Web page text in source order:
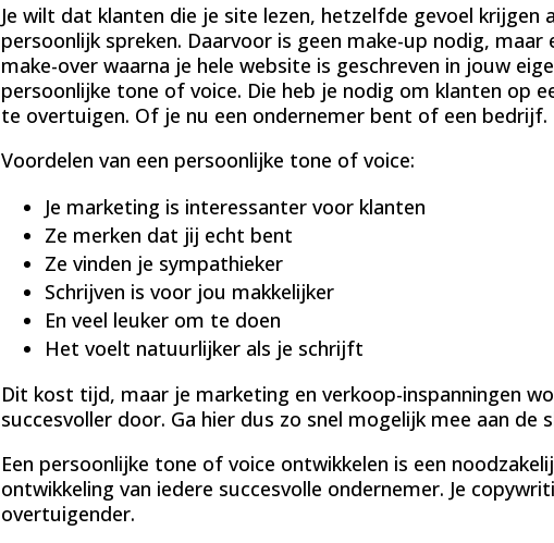
Je wilt dat klanten die je site lezen, hetzelfde gevoel krijgen
persoonlijk spreken. Daarvoor is geen make-up nodig, maar
make-over waarna je hele website is geschreven in jouw
persoonlijke tone of voice. Die heb je nodig om klanten op
te overtuigen. Of je nu een ondernemer bent of een bedrijf.
Voordelen van een persoonlijke tone of voice:
Je marketing is interessanter voor klanten
Ze merken dat jij echt bent
Ze vinden je sympathieker
Schrijven is voor jou makkelijker
En veel leuker om te doen
Het voelt natuurlijker als je schrijft
Dit kost tijd, maar je marketing en verkoop-inspanningen
succesvoller door. Ga hier dus zo snel mogelijk mee aan de
Een persoonlijke tone of voice ontwikkelen is een
ontwikkeling van iedere succesvolle ondernemer. Je
overtuigender.